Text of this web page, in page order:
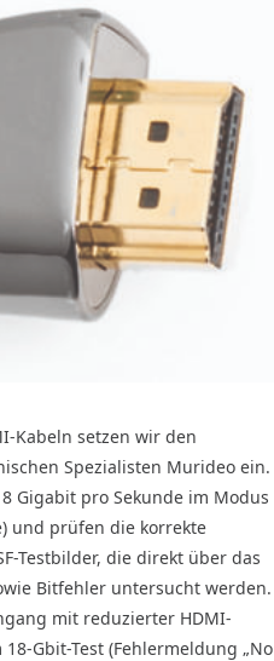
Kabeln setzen wir den
Spezialisten Murideo ein.
Gigabit pro Sekunde im Modus
und prüfen die korrekte
Testbilder, die direkt über das
Bitfehler untersucht werden.
mit reduzierter HDMI-
Gbit-Test (Fehlermeldung „No